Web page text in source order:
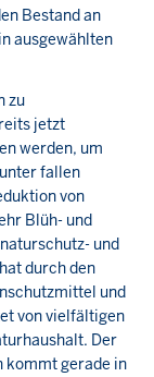
Bestand an
ausgewählten
zu
jetzt
werden, um
fallen
von
Blüh- und
und
durch den
und
von vielfältigen
Der
kommt gerade in